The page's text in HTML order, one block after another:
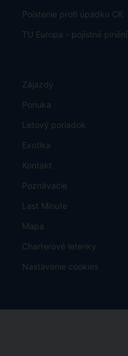
Poistenie proti úpadku CK
TU Europa - pojistné plnění
Zájazdy
Ponuka
Letový poriadok
Exotika
Kontakt
Poznávacie
Last Minute
Mapa
Charterové letenky
Nastavenie cookies